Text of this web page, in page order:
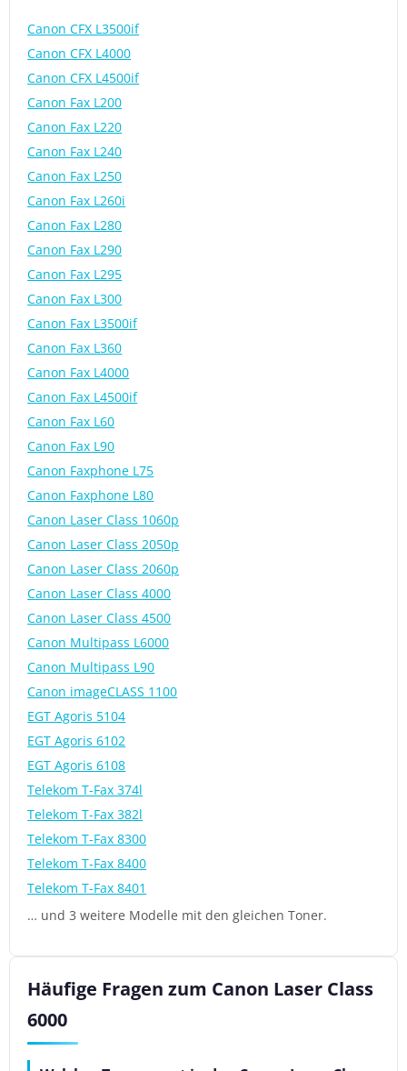
Canon CFX L3500if
Canon CFX L4000
Canon CFX L4500if
Canon Fax L200
Canon Fax L220
Canon Fax L240
Canon Fax L250
Canon Fax L260i
Canon Fax L280
Canon Fax L290
Canon Fax L295
Canon Fax L300
Canon Fax L3500if
Canon Fax L360
Canon Fax L4000
Canon Fax L4500if
Canon Fax L60
Canon Fax L90
Canon Faxphone L75
Canon Faxphone L80
Canon Laser Class 1060p
Canon Laser Class 2050p
Canon Laser Class 2060p
Canon Laser Class 4000
Canon Laser Class 4500
Canon Multipass L6000
Canon Multipass L90
Canon imageCLASS 1100
EGT Agoris 5104
EGT Agoris 6102
EGT Agoris 6108
Telekom T-Fax 374l
Telekom T-Fax 382l
Telekom T-Fax 8300
Telekom T-Fax 8400
Telekom T-Fax 8401
… und 3 weitere Modelle mit den gleichen Toner.
Häufige Fragen zum Canon Laser Class
6000